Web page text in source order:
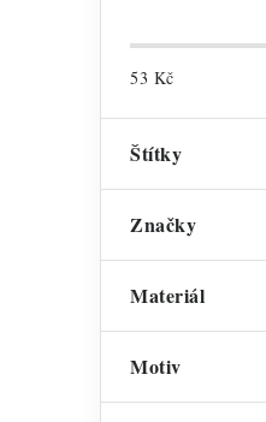
53 Kč
Štítky
Značky
Materiál
Motiv